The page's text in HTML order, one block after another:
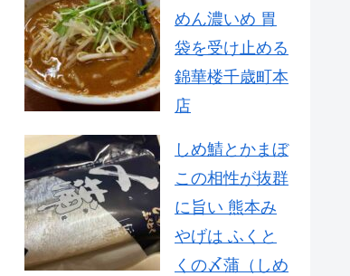
めん濃いめ 胃
袋を受け止める
錦華楼千歳町本
店
しめ鯖とかまぼ
この相性が抜群
に旨い 熊本み
やげは ふくと
くの〆蒲（しめ